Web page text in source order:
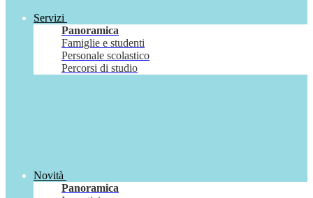
Servizi
Panoramica
Famiglie e studenti
Personale scolastico
Percorsi di studio
Novità
Panoramica